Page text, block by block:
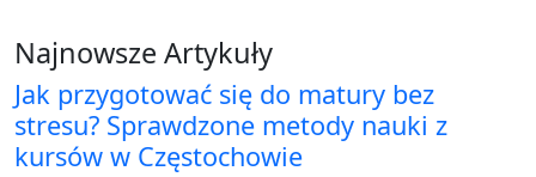
Najnowsze Artykuły
Jak przygotować się do matury bez
stresu? Sprawdzone metody nauki z
kursów w Częstochowie